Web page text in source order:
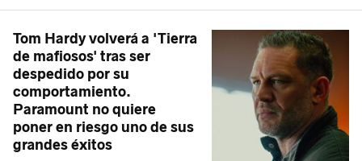
Tom Hardy volverá a 'Tierra
de mafiosos' tras ser
despedido por su
comportamiento.
Paramount no quiere
poner en riesgo uno de sus
grandes éxitos